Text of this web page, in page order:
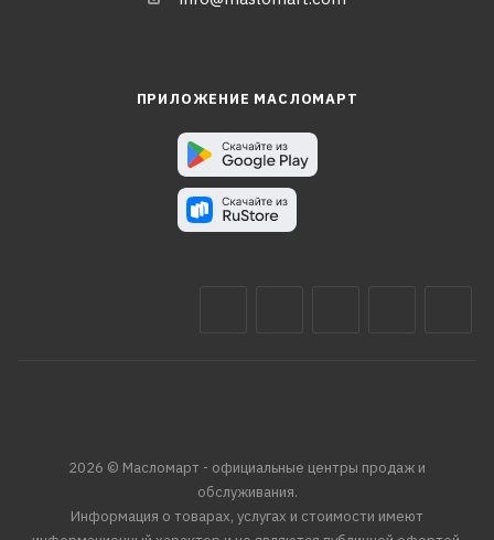
ПРИЛОЖЕНИЕ МАСЛОМАРТ
2026 © Масломарт - официальные центры продаж и
обслуживания.
Информация о товарах, услугах и стоимости имеют